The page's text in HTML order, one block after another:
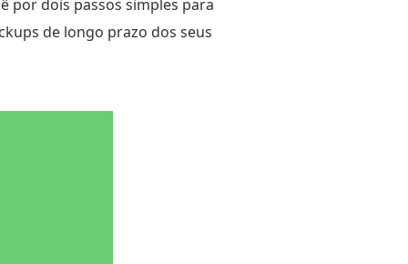
por dois passos simples para
de longo prazo dos seus